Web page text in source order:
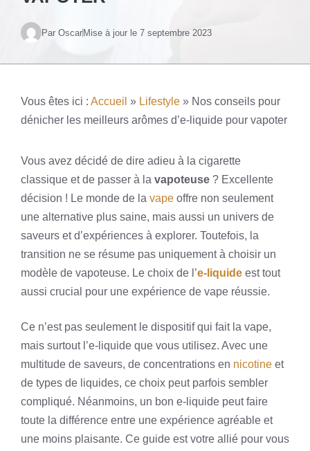
Par OscarMise à jour le 7 septembre 2023
Vous êtes ici : Accueil » Lifestyle » Nos conseils pour
dénicher les meilleurs arômes d’e-liquide pour vapoter
Vous avez décidé de dire adieu à la cigarette
classique et de passer à la vapoteuse ? Excellente
décision ! Le monde de la vape offre non seulement
une alternative plus saine, mais aussi un univers de
saveurs et d’expériences à explorer. Toutefois, la
transition ne se résume pas uniquement à choisir un
modèle de vapoteuse. Le choix de l’e-liquide est tout
aussi crucial pour une expérience de vape réussie.
Ce n’est pas seulement le dispositif qui fait la vape,
mais surtout l’e-liquide que vous utilisez. Avec une
multitude de saveurs, de concentrations en nicotine et
de types de liquides, ce choix peut parfois sembler
compliqué. Néanmoins, un bon e-liquide peut faire
toute la différence entre une expérience agréable et
une moins plaisante. Ce guide est votre allié pour vous